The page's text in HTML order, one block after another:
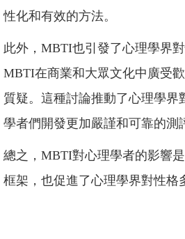
性化和有效的方法。
此外，MBTI也引發了心理學界
MBTI在商業和大眾文化中廣受
質疑。這種討論推動了心理學
學者們開發更加嚴謹和可靠的測
總之，MBTI對心理學者的影響
框架，也促進了心理學界對性